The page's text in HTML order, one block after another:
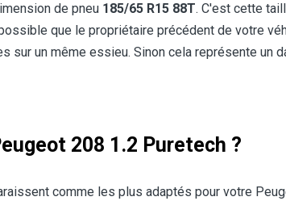
de pneu 185/65 R15 88T. C'est cette
que le propriétaire précédent de votre
un même essieu. Sinon cela représente un
208 1.2 Puretech ?
comme les plus adaptés pour votre